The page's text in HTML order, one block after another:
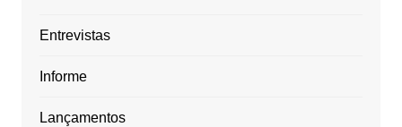
Entrevistas
Informe
Lançamentos